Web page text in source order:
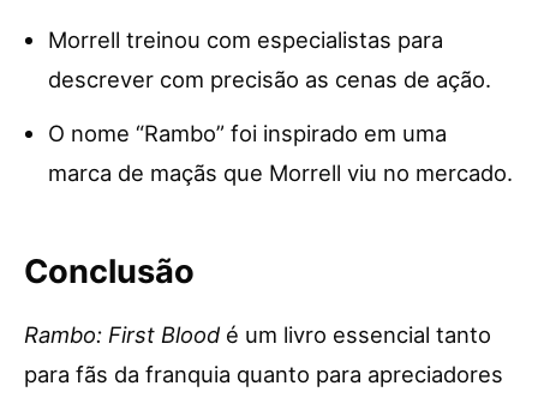
Morrell treinou com especialistas para
descrever com precisão as cenas de ação.
O nome “Rambo” foi inspirado em uma
marca de maçãs que Morrell viu no mercado.
Conclusão
Rambo: First Blood é um livro essencial tanto
para fãs da franquia quanto para apreciadores